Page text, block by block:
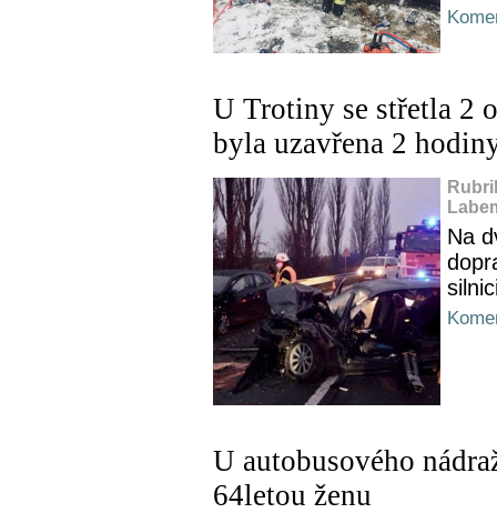
U Trotiny se střetla 2
byla uzavřena 2
Na
U autobusového
64letou ženu